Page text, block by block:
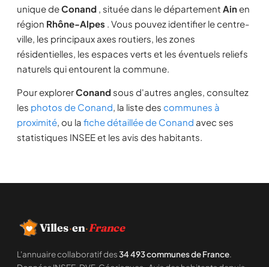
unique deConand , située dans le département Ainen
région Rhône-Alpes . Vous pouvez identifier le centre-
ville, les principaux axes routiers, les zones
résidentielles, les espaces verts et les éventuels reliefs
naturels qui entourent la commune.
Pour explorerConand sous d'autres angles, consultez
les photos de Conand, la liste des communes à
proximité, ou la fiche détaillée de Conand avec ses
statistiques INSEE et les avis des habitants.
Villes·en·France
L'annuaire collaboratif des34 493 communes de France.